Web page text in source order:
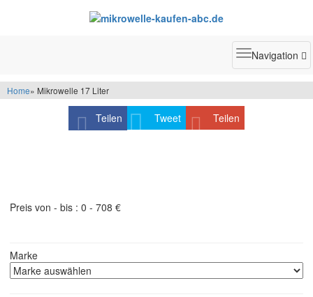
Toggle
Navigation
Home» Mikrowelle 17 Liter
Teilen Tweet Teilen
Preis von - bis : 0 - 708 €
Marke